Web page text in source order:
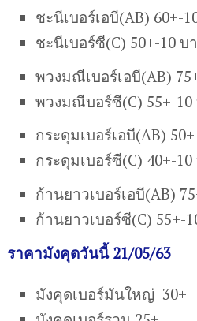
ชะนีเบอร์เอบี(AB) 60+-
ชะนีเบอร์ซี(C) 50+-10 บ
พวงมณีเบอร์เอบี(AB)
พวงมณีบอร์ซี(C) 55+-
กระดุมเบอร์เอบี(AB)
กระดุมเบอร์ซี(C) 40+-
ก้านยาวเบอร์เอบี(AB)
ก้านยาวเบอร์ซี(C) 55+-
ราคามังคุดวันนี้ 21/05/63
มังคุดเบอร์มันใหญ่ 30+